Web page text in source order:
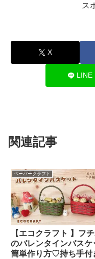
ス
X
LINE
関連記事
ペーパークラフト
【エコクラフト 】フ
のバレンタインバスケ
簡単作り方♡持ち手付